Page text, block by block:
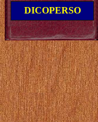
DICOPERSO